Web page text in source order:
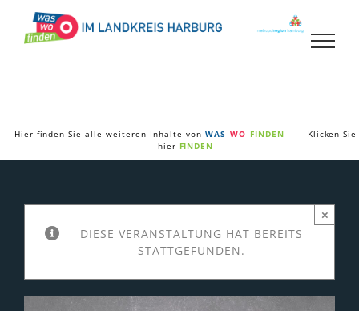
Inhalt
springen
Hier finden Sie alle weiteren Inhalte von WAS WO FINDEN
Klicken Sie
hier FINDEN
DIESE VERANSTALTUNG HAT BEREITS
STATTGEFUNDEN.
×